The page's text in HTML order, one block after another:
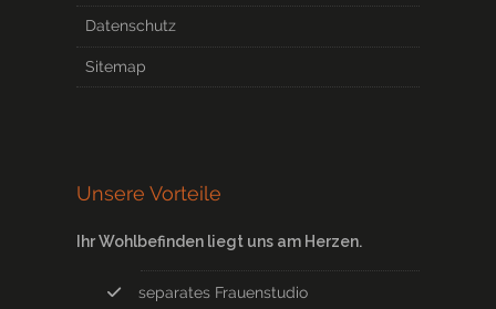
Datenschutz
Sitemap
Unsere Vorteile
Ihr Wohlbefinden liegt uns am Herzen.
separates Frauenstudio